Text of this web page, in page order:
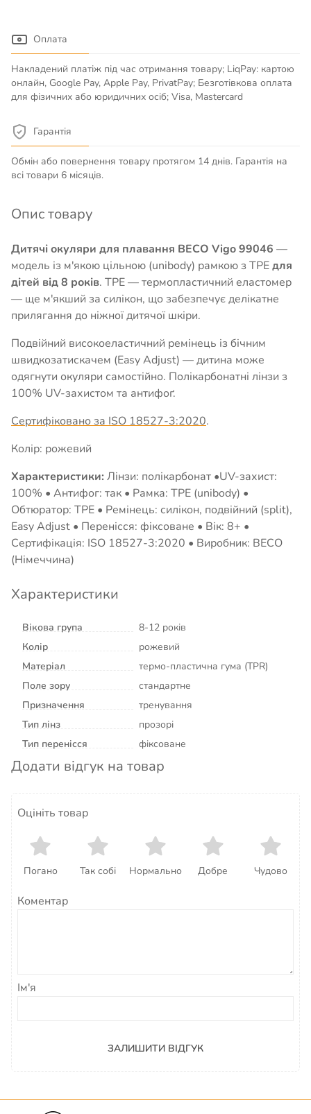
Оплата
Накладений платіж під час отримання товару; LiqPay: картою
онлайн, Google Pay, Apple Pay, PrivatPay; Безготівкова оплата
для фізичних або юридичних осіб; Visa, Mastercard
Гарантія
Обмін або повернення товару протягом 14 днів. Гарантія на
всі товари 6 місяців.
Опис товару
Дитячі окуляри для плавання BECO Vigo 99046 —
модель із м'якою цільною (unibody) рамкою з TPEдля
дітей від 8 років. TPE — термопластичний еластомер
— ще м'якший за силікон, що забезпечує делікатне
прилягання до ніжної дитячої шкіри.
Подвійний високоеластичний ремінець із бічним
швидкозатискачем (Easy Adjust) — дитина може
одягнути окуляри самостійно. Полікарбонатні лінзи з
100% UV-захистом та антифоґ.
Сертифіковано за ISO 18527-3:2020.
Колір: рожевий
Характеристики: Лінзи: полікарбонат •UV-захист:
100% • Антифог: так • Рамка: TPE (unibody) •
Обтюратор: TPE • Ремінець: силікон, подвійний (split),
Easy Adjust • Перенісся: фіксоване • Вік: 8+ •
Сертифікація: ISO 18527-3:2020 • Виробник: BECO
(Німеччина)
Характеристики
Вікова група
8-12 років
Колір
рожевий
Матеріал
термо-пластична гума (TPR)
Поле зору
стандартне
Призначення
тренування
Тип лінз
прозорі
Тип перенісся
фіксоване
Додати відгук на товар
Оцініть товар
Погано Так собі Нормально Добре Чудово
Коментар
Ім'я
ЗАЛИШИТИ ВІДГУК